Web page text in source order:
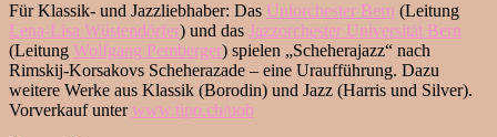
Für Klassik- und Jazzliebhaber: Das Uniorchester Bern (Leitung
Lena-Lisa Wüstendörfer) und das Jazzorchester Universität Bern
(Leitung Wolfgang Pemberger) spielen „Scheherajazz“ nach
Rimskij-Korsakovs Scheherazade – eine Uraufführung. Dazu
weitere Werke aus Klassik (Borodin) und Jazz (Harris und Silver).
Vorverkauf unter www.tipo.ch/uob